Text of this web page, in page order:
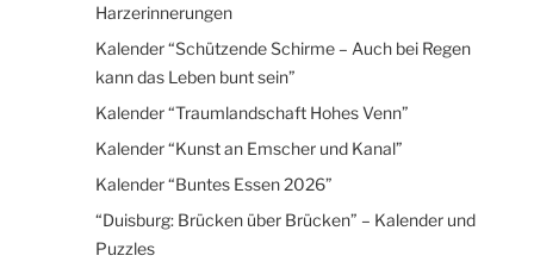
Harzerinnerungen
Kalender “Schützende Schirme – Auch bei Regen
kann das Leben bunt sein”
Kalender “Traumlandschaft Hohes Venn”
Kalender “Kunst an Emscher und Kanal”
Kalender “Buntes Essen 2026”
“Duisburg: Brücken über Brücken” – Kalender und
Puzzles